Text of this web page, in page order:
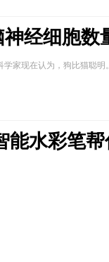
经细胞数
家现在认为，狗比猫聪明
能水彩笔